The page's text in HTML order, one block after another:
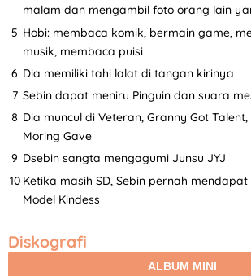
malam dan mengambil foto orang lain
Hobi: membaca komik, bermain game,
musik, membaca puisi
Dia memiliki tahi lalat di tangan kirinya
Sebin dapat meniru Pinguin dan suara
Dia muncul di Veteran, Granny Got
Moring Gave
Dsebin sangta mengagumi Junsu JYJ
Ketika masih SD, Sebin pernah
Model Kindess
Diskografi
ALBUM MINI